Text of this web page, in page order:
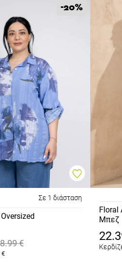
-20%
Σε 1 διάσταση
€
€
Floral
Μπεζ
Κέρδισε -
Κάνε εγγραφή στο
ξεκλείδωσε τον
Εγγραφή